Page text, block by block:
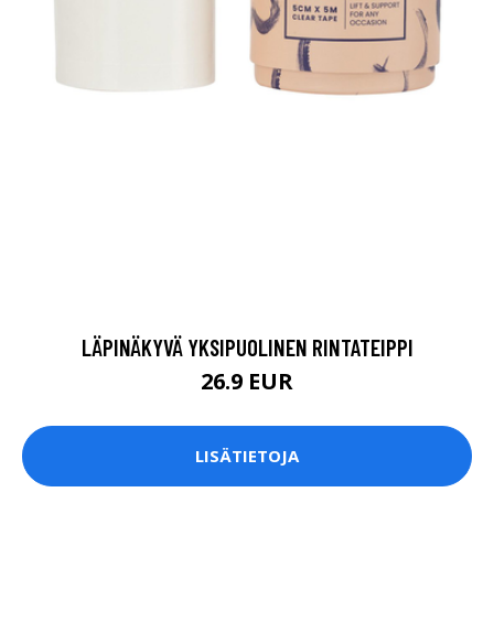
LÄPINÄKYVÄ YKSIPUOLINEN RINTATEIPPI
26.9 EUR
LISÄTIETOJA